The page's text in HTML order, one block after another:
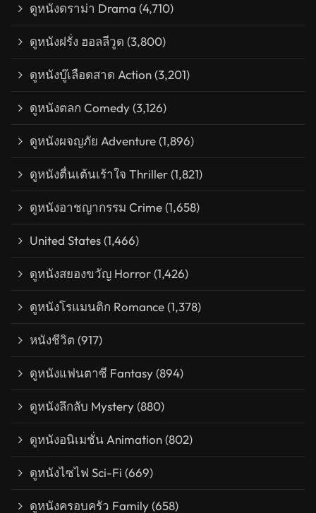
ดูหนังดราม่า Drama (4,710)
ดูหนังฝรั่ง ฮอลลีวูด (3,800)
ดูหนังบู๊เลือดสาด Action(3,201)
ดูหนังตลก Comedy(3,126)
ดูหนังผจญภัย Adventure(1,896)
ดูหนังตื่นเต้นเร้าใจ Thriller(1,821)
ดูหนังอาชญากรรม Crime(1,658)
United States(1,466)
ดูหนังสยองขวัญ Horror(1,426)
ดูหนังโรแมนติก Romance(1,378)
หนังชีวิต (917)
ดูหนังแฟนตาซี Fantasy(894)
ดูหนังลึกลับ Mystery(880)
ดูหนังอนิเมชั่น Animation(802)
ดูหนังไซไฟ Sci-Fi (669)
ดูหนังครอบครัว Family(658)